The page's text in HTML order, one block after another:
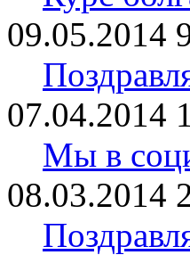
09.05.2014
07.04.2014
Мы в
08.03.2014